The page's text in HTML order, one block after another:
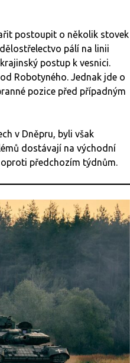
postoupit o několik stovek
pálí na linii
postup k vesnici.
Robotyného. Jednak jde o
pozice před případným
v Dněpru, byli však
dostávají na východní
oproti předchozím týdnům.